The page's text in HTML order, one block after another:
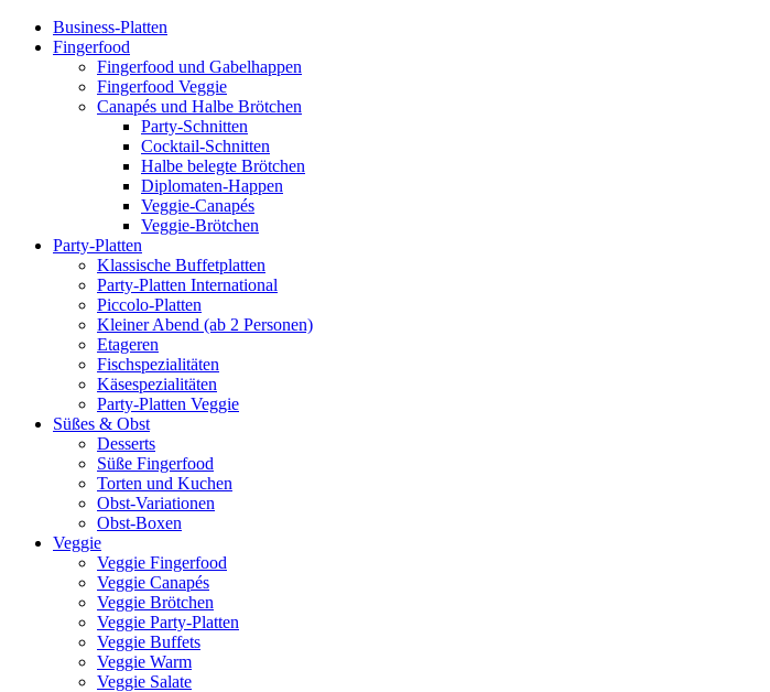
Business-Platten
Fingerfood
Fingerfood und Gabelhappen
Fingerfood Veggie
Canapés und Halbe Brötchen
Party-Schnitten
Cocktail-Schnitten
Halbe belegte Brötchen
Diplomaten-Happen
Veggie-Canapés
Veggie-Brötchen
Party-Platten
Klassische Buffetplatten
Party-Platten International
Piccolo-Platten
Kleiner Abend (ab 2 Personen)
Etageren
Fischspezialitäten
Käsespezialitäten
Party-Platten Veggie
Süßes & Obst
Desserts
Süße Fingerfood
Torten und Kuchen
Obst-Variationen
Obst-Boxen
Veggie
Veggie Fingerfood
Veggie Canapés
Veggie Brötchen
Veggie Party-Platten
Veggie Buffets
Veggie Warm
Veggie Salate